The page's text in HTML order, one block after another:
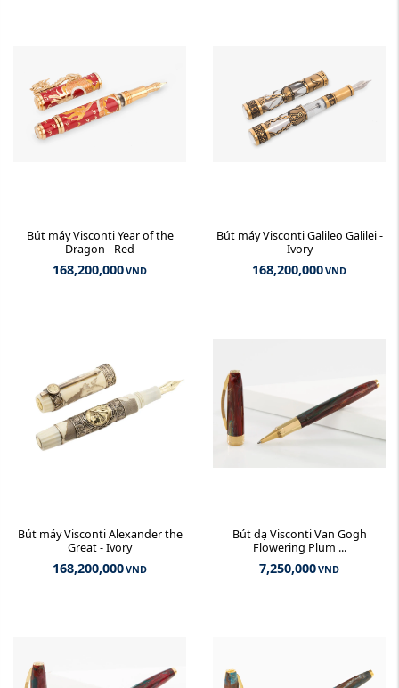
Bút máy Visconti Year of the
Dragon - Red
168,200,000VND
Bút máy Visconti Galileo Galilei -
Ivory
168,200,000VND
Bút máy Visconti Alexander the
Great - Ivory
168,200,000VND
Bút dạ Visconti Van Gogh
Flowering Plum ...
7,250,000VND